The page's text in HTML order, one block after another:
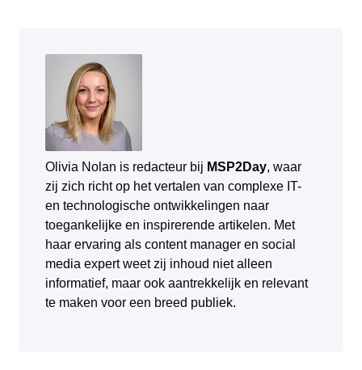
Olivia Nolan is redacteur bij MSP2Day, waar
zij zich richt op het vertalen van complexe IT-
en technologische ontwikkelingen naar
toegankelijke en inspirerende artikelen. Met
haar ervaring als content manager en social
media expert weet zij inhoud niet alleen
informatief, maar ook aantrekkelijk en relevant
te maken voor een breed publiek.